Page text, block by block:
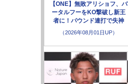
【ONE】無敗アリショフ、バ
ータルフーをKO撃破し新王
者に！パウンド連打で失神
（2026年08月01日UP）